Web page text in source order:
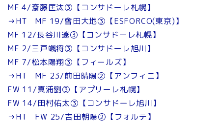
MF 4/斎藤匡汰③【コンサドーレ札幌】
→HT MF 19/會田大地③【ESFORCO(東京)】
MF 12/長谷川遼③【コンサドーレ札幌】
MF 2/三戸颯将③【コンサドーレ旭川】
MF 7/松本陽翔③【フィールズ】
→HT MF 23/前田晴陽②【アンフィニ】
FW 11/真浦劉③【アプリーレ札幌】
FW 14/田村佑太③【コンサドーレ旭川】
→HT FW 25/吉田朝陽②【フォルテ】